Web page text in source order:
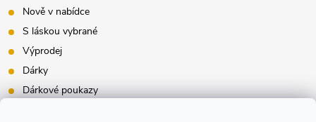
Nově v nabídce
S láskou vybrané
Výprodej
Dárky
Dárkové poukazy